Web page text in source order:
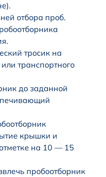
отбора проб.
тросик на
транспортного
до заданной
крышки и
на 10 — 15
пробоотборник